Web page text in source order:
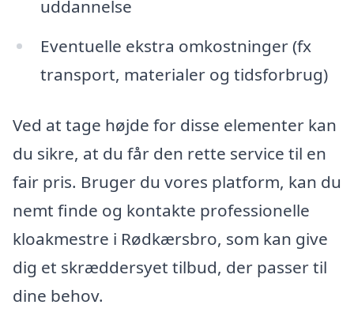
uddannelse
Eventuelle ekstra omkostninger (fx
transport, materialer og tidsforbrug)
Ved at tage højde for disse elementer kan
du sikre, at du får den rette service til en
fair pris. Bruger du vores platform, kan du
nemt finde og kontakte professionelle
kloakmestre i Rødkærsbro, som kan give
dig et skræddersyet tilbud, der passer til
dine behov.